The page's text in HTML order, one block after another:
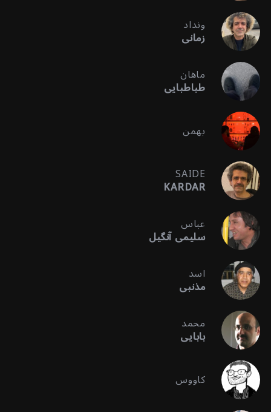
ونداد
زمانی
ماهان
طباطبایی
بهمن
SAIDE
KARDAR
عباس
سلیمی آنگیل
اسد
مذنبی
محمد
بابایی
کاووس